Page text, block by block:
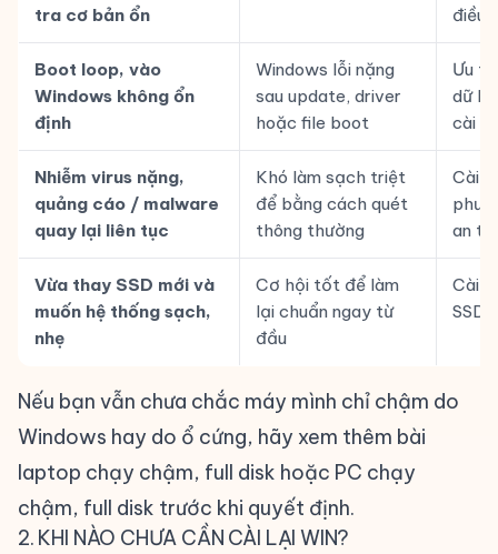
tra cơ bản ổn
điều
Boot loop, vào
Windows không ổn
định
Windows lỗi nặng
sau update, driver
hoặc file boot
Ưu
dữ
cài
Nhiễm virus nặng,
quảng cáo / malware
quay lại liên tục
Khó làm sạch triệt
để bằng cách quét
thông thường
Cài
an
Vừa thay SSD mới và
muốn hệ thống sạch,
nhẹ
Cơ hội tốt để làm
lại chuẩn ngay từ
đầu
Cài
SSD
Nếu bạn vẫn chưa chắc máy mình chỉ chậm do
Windows hay do ổ cứng, hãy xem thêm bài
laptop chạy chậm, full disk hoặc PC chạy
chậm, full disk trước khi quyết định.
2. KHI NÀO CHƯA CẦN CÀI LẠI WIN?